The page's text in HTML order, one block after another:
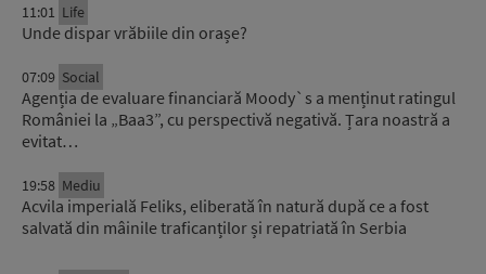
11:01 Life
Unde dispar vrăbiile din orașe?
07:09 Social
Agenția de evaluare financiară Moody`s a menținut ratingul
României la „Baa3”, cu perspectivă negativă. Țara noastră a
evitat…
19:58 Mediu
Acvila imperială Feliks, eliberată în natură după ce a fost
salvată din mâinile traficanților și repatriată în Serbia